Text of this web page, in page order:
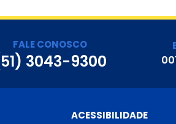
FALE CONOSCO
3043-9300
ACESSIBILIDADE